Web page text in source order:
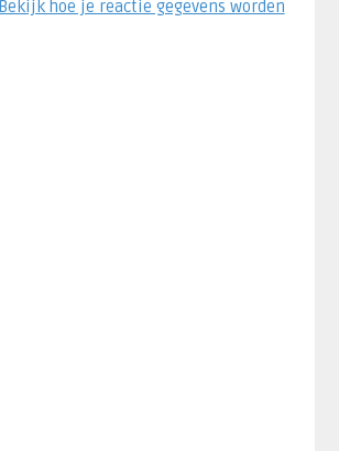
Bekijk hoe je reactie gegevens worden